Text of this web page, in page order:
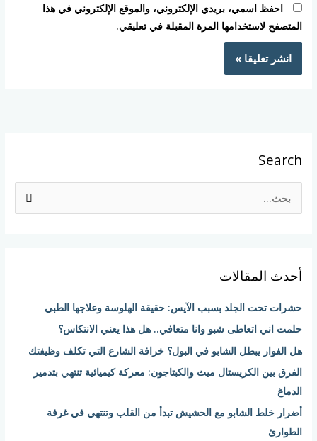
احفظ اسمي، بريدي الإلكتروني، والموقع الإلكتروني في هذا
المتصفح لاستخدامها المرة المقبلة في تعليقي.
Search
ث
ن
:
أحدث المقالات
حشرات تحت الجلد بسبب الآيس: حقيقة الهلوسة وعلاجها الطبي
حلمت اني اتعاطى شبو وانا متعافي.. هل هذا يعني الانتكاس؟
هل الفوار يبطل الشابو في البول؟ خرافة الشارع التي تكلف وظيفتك
الفرق بين الكريستال ميث والكبتاجون: معركة كيميائية تنتهي بتدمير
الدماغ
أضرار خلط الشابو مع الحشيش تبدأ من القلب وتنتهي في غرفة
الطوارئ